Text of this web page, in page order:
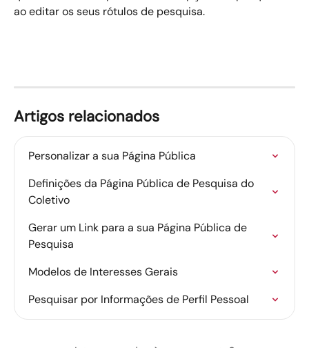
ao editar os seus rótulos de pesquisa.
Artigos relacionados
Personalizar a sua Página Pública
Definições da Página Pública de Pesquisa do
Coletivo
Gerar um Link para a sua Página Pública de
Pesquisa
Modelos de Interesses Gerais
Pesquisar por Informações de Perfil Pessoal